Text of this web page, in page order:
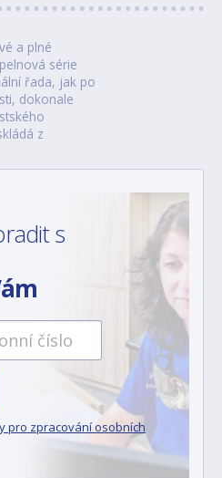
a plné
série
řada, jak po
dokonale
z
s
pro zpracování osobních